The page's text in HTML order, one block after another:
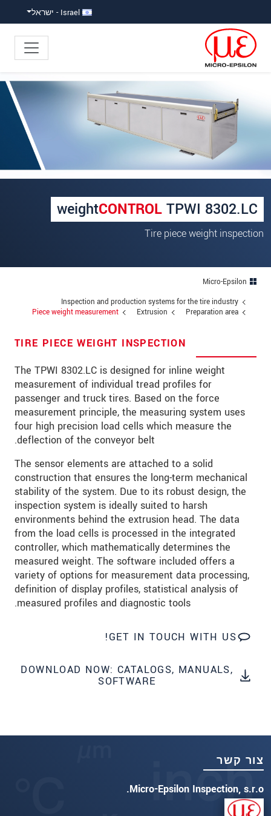
Israel - ישראל
weightCONTROL TPWI 8302.LC
Tire piece weight inspection
Micro-Epsilon
Inspection and production systems for the tire industry
Preparation area
Extrusion
Piece weight measurement
TIRE PIECE WEIGHT INSPECTION
The TPWI 8302.LC is designed for inline weight
measurement of individual tread profiles for
passenger and truck tires. Based on the force
measurement principle, the measuring system uses
four high precision load cells which measure the
deflection of the conveyor belt.
The sensor elements are attached to a solid
construction that ensures the long-term mechanical
stability of the system. Due to its robust design, the
inspection system is ideally suited to harsh
environments behind the extrusion head. The data
from the load cells is processed in the integrated
controller, which mathematically determines the
measured weight. The software included offers a
variety of options for measurement data processing,
definition of display profiles, statistical analysis of
measured profiles and diagnostic tools.
GET IN TOUCH WITH US!
DOWNLOAD NOW: CATALOGS, MANUALS,
SOFTWARE
צור קשר
Micro-Epsilon Inspection, s.r.o.
×
Your request for: Piece weight
measurement
כותרת*
שם משפחה*
כתובת
מיקוד
כתובת דוא"ל*
*
Message
*
* שדות חובה
אנו מתייחסים למידע בחסיון רב. אנא קרא את
הצהרת הפרטיות שלנו (באנגלית).
שלח הודעה